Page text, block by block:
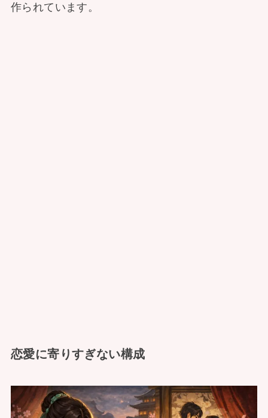
作られています。
恋愛に寄りすぎない構成